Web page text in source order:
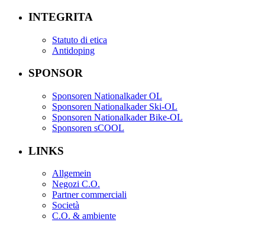
INTEGRITA
Statuto di etica
Antidoping
SPONSOR
Sponsoren Nationalkader OL
Sponsoren Nationalkader Ski-OL
Sponsoren Nationalkader Bike-OL
Sponsoren sCOOL
LINKS
Allgemein
Negozi C.O.
Partner commerciali
Società
C.O. & ambiente